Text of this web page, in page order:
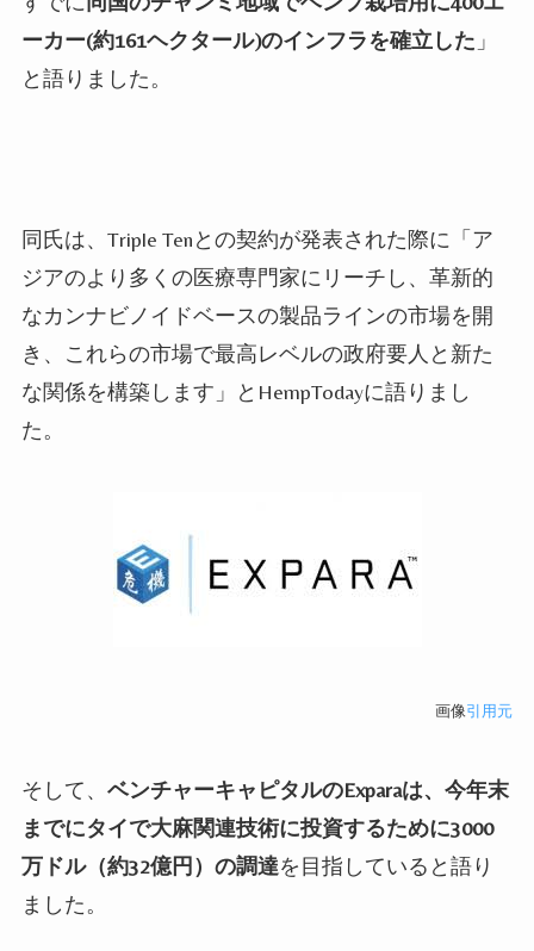
ーカー(約161ヘクタール)のインフラを確立した 」
と語りました。
同氏は、 Triple Tenとの契約が発表された際に「ア
ジアのより多くの医療専門家にリーチし、革新的
なカンナビノイドベースの製品ラインの市場を開
き、これらの市場で最高レベルの政府要人と新た
な関係を構築します」と HempTodayに語りまし
た。
画像引用元
そして、 ベンチャーキャピタルのExparaは、今年末
までにタイで大麻関連技術に投資するために3000
万ドル（約32億円）の調達を目指していると語り
ました。